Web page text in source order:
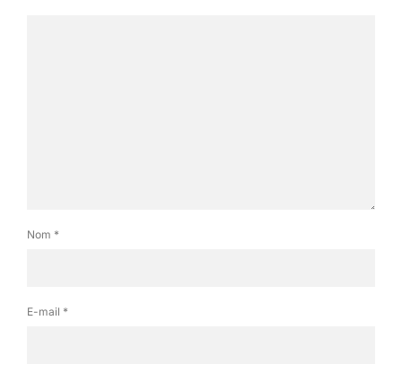
Nom *
E-mail *